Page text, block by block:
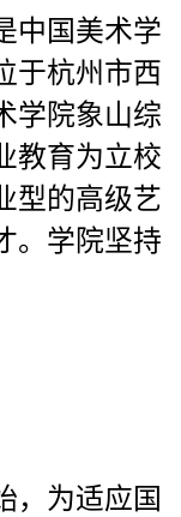
中国美术学
于杭州市西
学院象山综
教育为立校
型的高级艺
。学院坚持
，为适应国